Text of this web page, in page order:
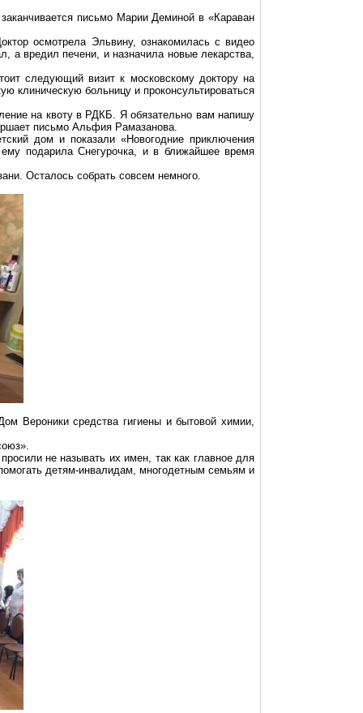
письмо Марии Деминой в «Караван
осмотрела Эльвину, ознакомилась с видео
а вредил печени, и назначила новые лекарства,
следующий визит к московскому доктору на
клиническую больницу и проконсультироваться
на квоту в РДКБ. Я обязательно вам напишу
письмо Альфия Рамазанова.
дом и показали «Новогодние приключения
подарила Снегурочка, и в ближайшее время
Осталось собрать совсем немного.
Вероники средства гигиены и бытовой химии,
не называть их имен, так как главное для
детям-инвалидам, многодетным семьям и